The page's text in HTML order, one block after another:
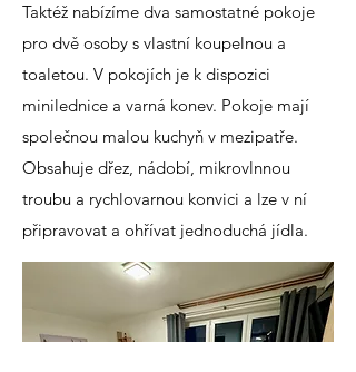
Taktéž nabízíme dva samostatné pokoje
pro dvě osoby s vlastní koupelnou a
toaletou. V pokojích je k dispozici
minilednice a varná konev. Pokoje mají
společnou malou kuchyň v mezipatře.
Obsahuje dřez, nádobí, mikrovlnnou
troubu a rychlovarnou konvici a lze v ní
připravovat a ohřívat jednoduchá jídla.